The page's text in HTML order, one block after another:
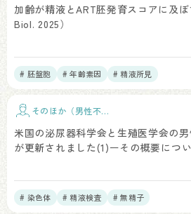
加齢が精液とART胚発育スコアに及
Biol. 2025）
# 胚盤胞 # 年齢素因 # 精液所見
そのほか（男性不
米国の泌尿器科学会と生殖医学会の
が更新されました(1)ーその概要につ
# 染色体 # 精液検査 # 無精子